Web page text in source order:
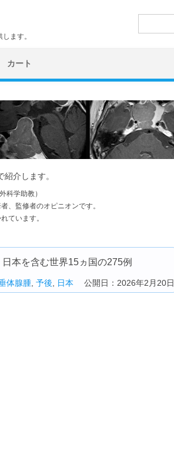
ます。
検
カート
介します。
科学助教）
、監修者のオピニオンです。
ています。
本を含む世界15ヵ国の275例
体腺腫 予後 日本 公開日：2026年2月20日